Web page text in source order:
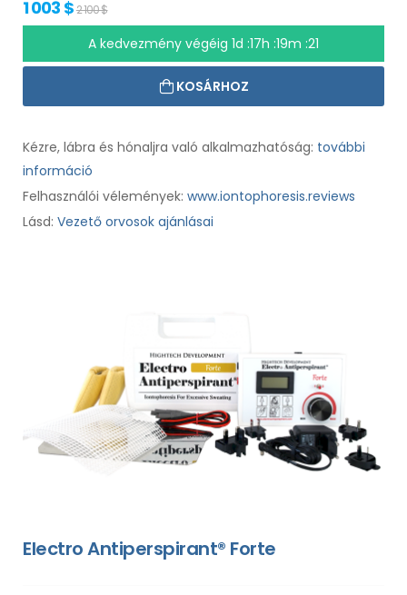
1 003 $2 100 $
A kedvezmény végéig 1d :17h :19m :20
KOSÁRHOZ
Kézre, lábra és hónaljra való alkalmazhatóság: további
információ
Felhasználói vélemények: www.iontophoresis.reviews
Lásd: Vezető orvosok ajánlásai
Electro Antiperspirant® Forte